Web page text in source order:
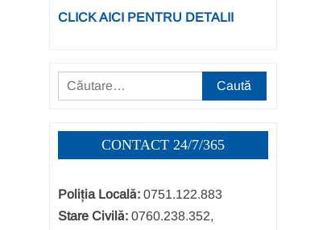
CLICK AICI PENTRU DETALII
Caută
după:
CONTACT 24/7/365
Poliția Locală: 0751.122.883
Stare Civilă: 0760.238.352,